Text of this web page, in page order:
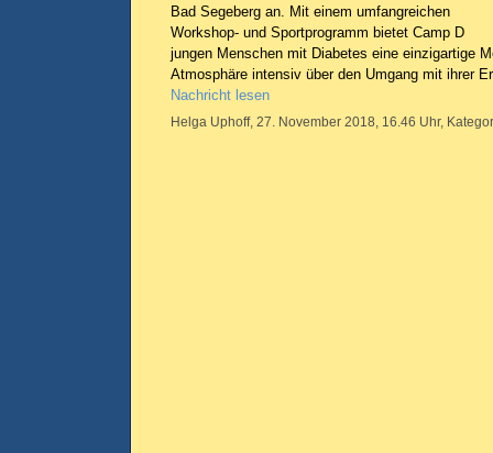
Bad Segeberg an. Mit einem umfangreichen
Workshop- und Sportprogramm bietet Camp D
jungen Menschen mit Diabetes eine einzigartige
Atmosphäre intensiv über den Umgang mit ihrer
Nachricht lesen
Helga Uphoff, 27. November 2018, 16.46 Uhr,